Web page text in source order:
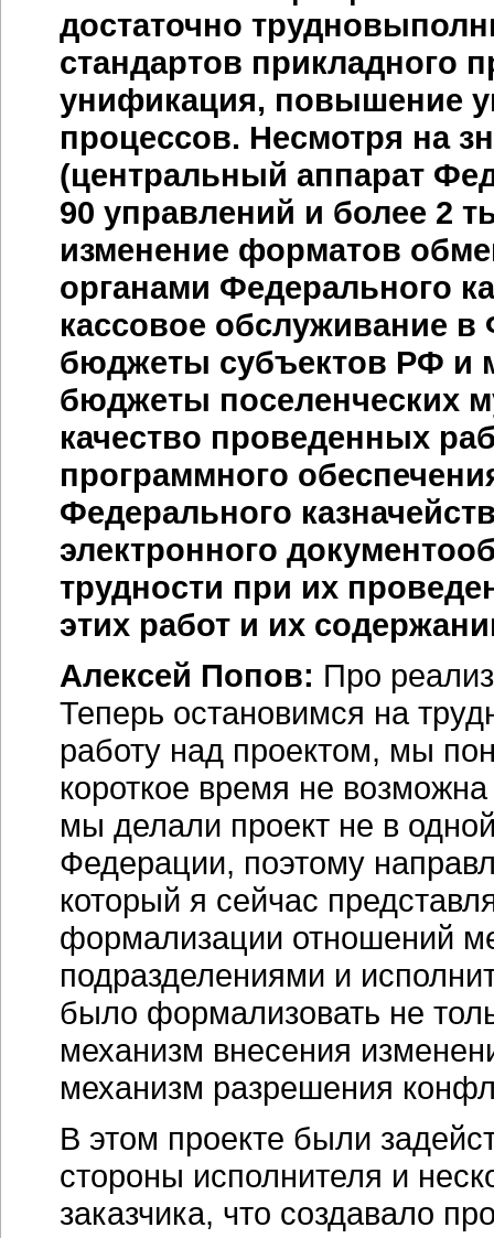
достаточно
стандартов прикладного
унификация, повышение
процессов. Несмотря на
(центральный аппарат
90 управлений и более 2
изменение форматов
органами Федерального
кассовое обслуживание
бюджеты субъектов РФ и
бюджеты поселенческих
качество проведенных
программного
Федерального
электронного
трудности при их
этих работ и их
Алексей Попов: Про
Теперь остановимся на
работу над проектом, мы
короткое время не
мы делали проект не в
Федерации, поэтому
который я сейчас
формализации отношений
подразделениями и
было формализовать не
механизм внесения
механизм разрешения
В этом проекте были
стороны исполнителя и
заказчика, что создавало